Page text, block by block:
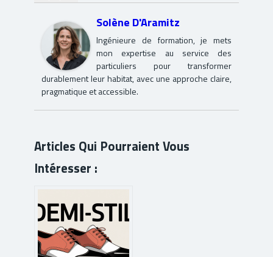
Solène D'Aramitz
Ingénieure de formation, je mets
mon expertise au service des
particuliers pour transformer
durablement leur habitat, avec une approche claire,
pragmatique et accessible.
Articles Qui Pourraient Vous
Intéresser :